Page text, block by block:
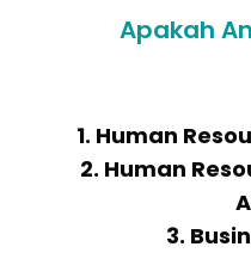
Apakah
1. Human
2. Human
3.